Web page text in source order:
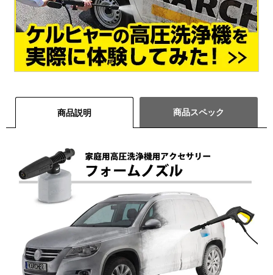
商品説明 商品スペック